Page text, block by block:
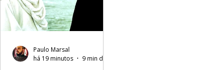
Paulo Marsal
há 19 minutos